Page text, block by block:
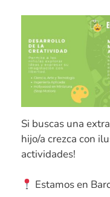
Si buscas una
hijo/a crezca con
actividades!
Estamos en